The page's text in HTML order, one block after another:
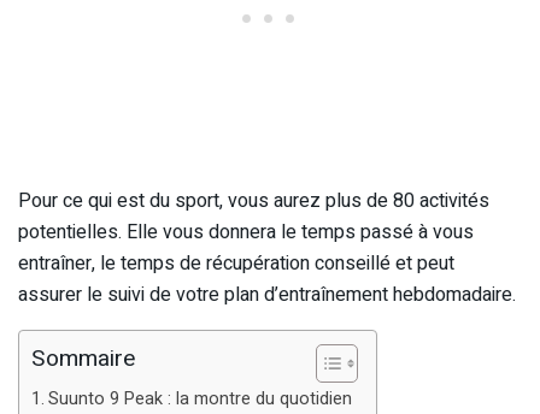
Pour ce qui est du sport, vous aurez plus de 80 activités
potentielles. Elle vous donnera le temps passé à vous
entraîner, le temps de récupération conseillé et peut
assurer le suivi de votre plan d’entraînement hebdomadaire.
Sommaire
Suunto 9 Peak : la montre du quotidien